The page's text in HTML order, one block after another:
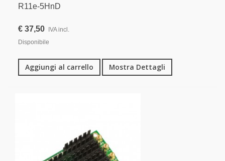
R11e-5HnD
€ 37,50
IVA incl.
Disponibile
Aggiungi al carrello Mostra Dettagli